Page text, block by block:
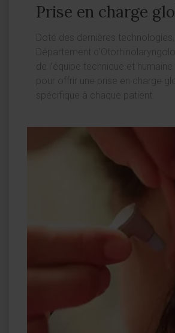
Prise en charge
Doté des dernières technologies,
Département
de l’équipe technique et humaine
pour offrir une prise en charge
spécifique à chaque patient.